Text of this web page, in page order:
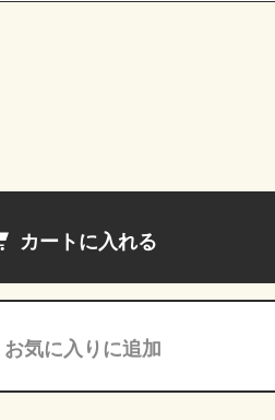
カートに入れる
お気に入りに追加